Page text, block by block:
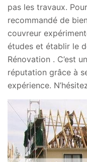
pas les travaux.
recommandé de
couvreur
études et établir le
Rénovation . C’est
réputation grâce à
expérience.